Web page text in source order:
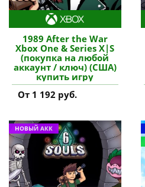
1989 After the War
Xbox One & Series X|S
(покупка на любой
аккаунт / ключ) (США)
купить игру
От 1 192 руб.
НОВЫЙ АКК